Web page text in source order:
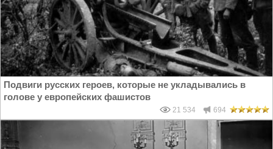
Подвиги русских героев, которые не укладывались в
голове у европейских фашистов
21 534 694